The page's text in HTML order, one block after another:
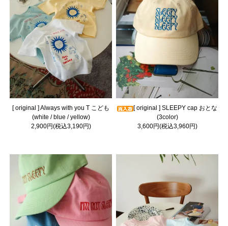
[ original ] Always with you T こども
(white / blue / yellow)
2,900円(税込3,190円)
[ original ] SLEEPY cap おとな
(3color)
3,600円(税込3,960円)